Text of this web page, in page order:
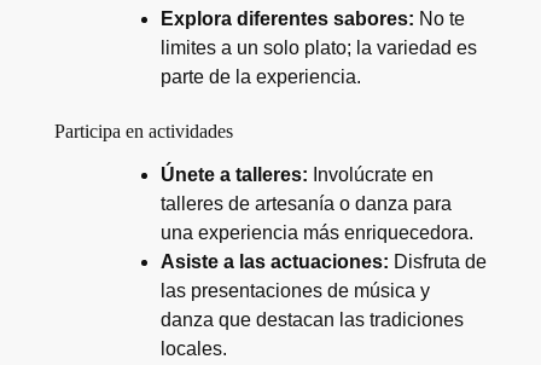
Explora diferentes sabores: No te
limites a un solo plato; la variedad es
parte de la experiencia.
Participa en actividades
Únete a talleres: Involúcrate en
talleres de artesanía o danza para
una experiencia más enriquecedora.
Asiste a las actuaciones: Disfruta de
las presentaciones de música y
danza que destacan las tradiciones
locales.